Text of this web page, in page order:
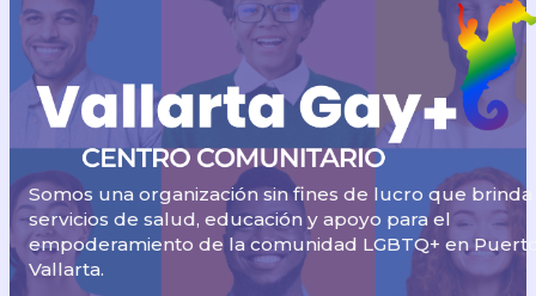
Somos una organización sin fines de lucro que brinda
servicios de salud, educación y apoyo para el
empoderamiento de la comunidad LGBTQ+ en
Vallarta.